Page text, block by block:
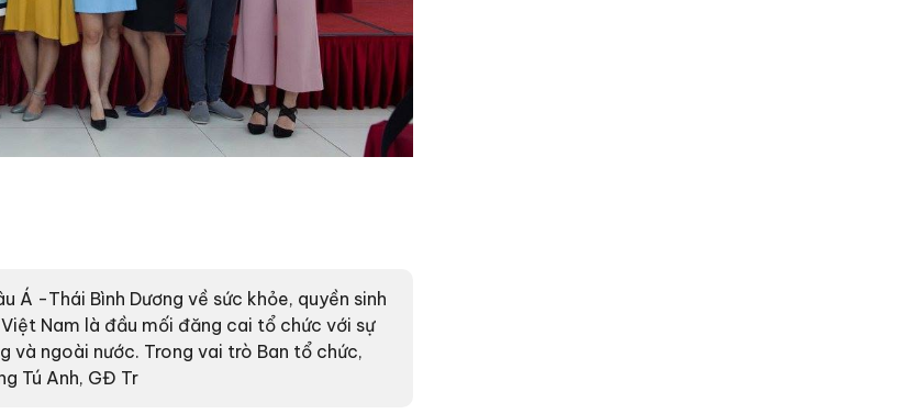
Á -Thái Bình Dương về sức khỏe, quyền sinh
Nam là đầu mối đăng cai tổ chức với sự
ngoài nước. Trong vai trò Ban tổ chức,
Tú Anh, GĐ Tr